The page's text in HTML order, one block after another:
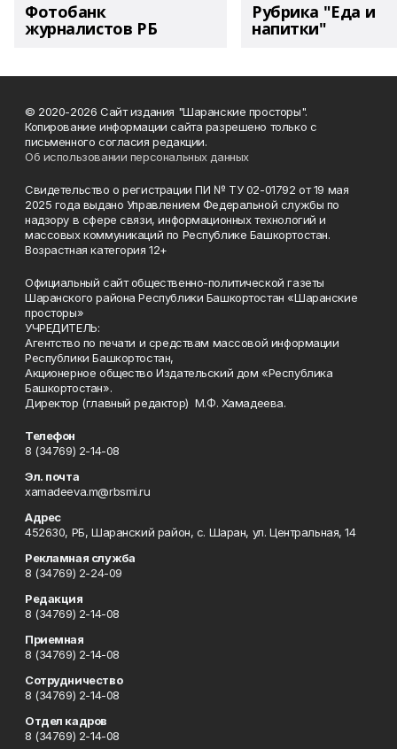
Фотобанк
журналистов РБ
Рубрика "Еда и
напитки"
© 2020-2026 Сайт издания "Шаранские просторы".
Копирование информации сайта разрешено только с
письменного согласия редакции.
Об использовании персональных данных
Свидетельство о регистрации ПИ № ТУ 02-01792 от 19 мая
2025 года выдано Управлением Федеральной службы по
надзору в сфере связи, информационных технологий и
массовых коммуникаций по Республике Башкортостан.
Возрастная категория 12+
Официальный сайт общественно-политической газеты
Шаранского района Республики Башкортостан «Шаранские
просторы»
УЧРЕДИТЕЛЬ:
Агентство по печати и средствам массовой информации
Республики Башкортостан,
Акционерное общество Издательский дом «Республика
Башкортостан».
Директор (главный редактор) М.Ф. Хамадеева.
Телефон
8 (34769) 2-14-08
Эл. почта
xamadeeva.m@rbsmi.ru
Адрес
452630, РБ, Шаранский район, с. Шаран, ул. Центральная, 14
Рекламная служба
8 (34769) 2-24-09
Редакция
8 (34769) 2-14-08
Приемная
8 (34769) 2-14-08
Сотрудничество
8 (34769) 2-14-08
Отдел кадров
8 (34769) 2-14-08